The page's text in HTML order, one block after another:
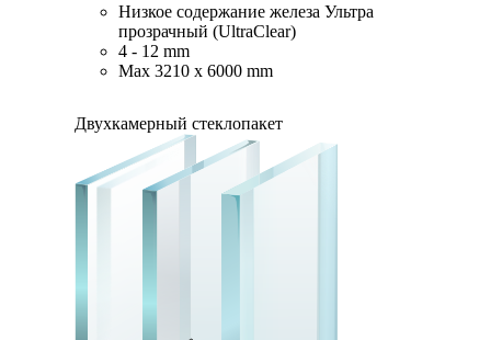
Низкое содержание железа Ультра
прозрачный (UltraClear)
4 - 12 mm
Max 3210 x 6000 mm
Двухкамерный стеклопакет